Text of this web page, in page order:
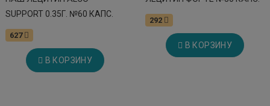
SUPPORT 0.35Г. №60 КАПС.
627
В КОРЗИНУ
292
В КОРЗИНУ